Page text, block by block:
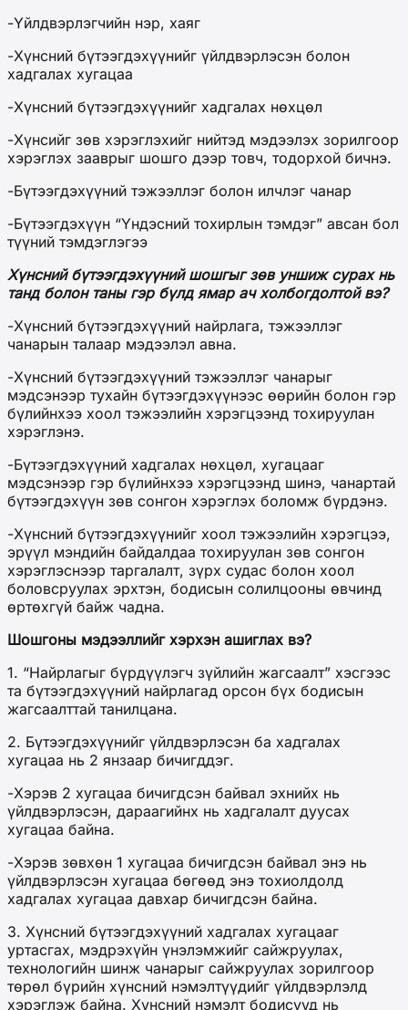
-Үйлдвэрлэгчийн нэр, хаяг
-Хүнсний бүтээгдэхүүнийг үйлдвэрлэсэн болон
хадгалах хугацаа
-Хүнсний бүтээгдэхүүнийг хадгалах нөхцөл
-Хүнсийг зөв хэрэглэхийг нийтэд мэдээлэх зорилгоор
хэрэглэх зааврыг шошго дээр товч, тодорхой бичнэ.
-Бүтээгдэхүүний тэжээллэг болон илчлэг чанар
-Бүтээгдэхүүн “Үндэсний тохирлын тэмдэг” авсан бол
түүний тэмдэглэгээ
Хүнсний бүтээгдэхүүний шошгыг зөв уншиж сурах нь
танд болон таны гэр бүлд ямар ач холбогдолтой вэ?
-Хүнсний бүтээгдэхүүний найрлага, тэжээллэг
чанарын талаар мэдээлэл авна.
-Хүнсний бүтээгдэхүүний тэжээллэг чанарыг
мэдсэнээр тухайн бүтээгдэхүүнээс өөрийн болон гэр
бүлийнхээ хоол тэжээлийн хэрэгцээнд тохируулан
хэрэглэнэ.
-Бүтээгдэхүүний хадгалах нөхцөл, хугацааг
мэдсэнээр гэр бүлийнхээ хэрэгцээнд шинэ, чанартай
бүтээгдэхүүн зөв сонгон хэрэглэх боломж бүрдэнэ.
-Хүнсний бүтээгдэхүүнийг хоол тэжээлийн хэрэгцээ,
эрүүл мэндийн байдалдаа тохируулан зөв сонгон
хэрэглэснээр таргалалт, зүрх судас болон хоол
боловсруулах эрхтэн, бодисын солилцооны өвчинд
өртөхгүй байж чадна.
Шошгоны мэдээллийг хэрхэн ашиглах вэ?
1. “Найрлагыг бүрдүүлэгч зүйлийн жагсаалт” хэсгээс
та бүтээгдэхүүний найрлагад орсон бүх бодисын
жагсаалттай танилцана.
2. Бүтээгдэхүүнийг үйлдвэрлэсэн ба хадгалах
хугацаа нь 2 янзаар бичигддэг.
-Хэрэв 2 хугацаа бичигдсэн байвал эхнийх нь
үйлдвэрлэсэн, дараагийнх нь хадгалалт дуусах
хугацаа байна.
-Хэрэв зөвхөн 1 хугацаа бичигдсэн байвал энэ нь
үйлдвэрлэсэн хугацаа бөгөөд энэ тохиолдолд
хадгалах хугацаа давхар бичигдсэн байна.
3. Хүнсний бүтээгдэхүүний хадгалах хугацааг
уртасгах, мэдрэхүйн үнэлэмжийг сайжруулах,
технологийн шинж чанарыг сайжруулах зорилгоор
төрөл бүрийн хүнсний нэмэлтүүдийг үйлдвэрлэлд
хэрэглэж байна. Хүнсний нэмэлт бодисууд нь